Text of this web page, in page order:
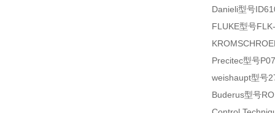
Danieli型号
FLUKE型号
Precitec型号
weishaupt型号
Buderus型号